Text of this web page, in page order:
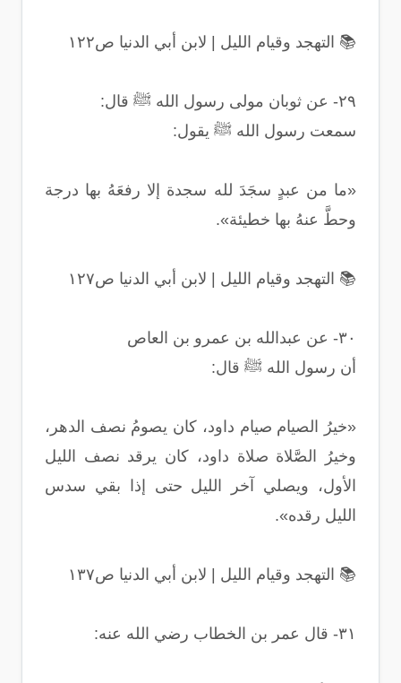
📚 التهجد وقيام الليل | لابن أبي الدنيا ص١٢٢
٢٩- عن ثوبان مولى رسول الله ﷺ قال:
سمعت رسول الله ﷺ يقول:
«ما من عبدٍ سجَدَ لله سجدة إلا رفعَهُ بها درجة
وحطَّ عنهُ بها خطيئة».
📚 التهجد وقيام الليل | لابن أبي الدنيا ص١٢٧
٣٠- عن عبدالله بن عمرو بن العاص
أن رسول الله ﷺ قال:
«خيرُ الصيام صيام داود، كان يصومُ نصف الدهر،
وخيرُ الصَّلاة صلاة داود، كان يرقد نصف الليل
الأول، ويصلي آخر الليل حتى إذا بقي سدس
الليل رقده».
📚 التهجد وقيام الليل | لابن أبي الدنيا ص١٣٧
٣١- قال عمر بن الخطاب رضي الله عنه: